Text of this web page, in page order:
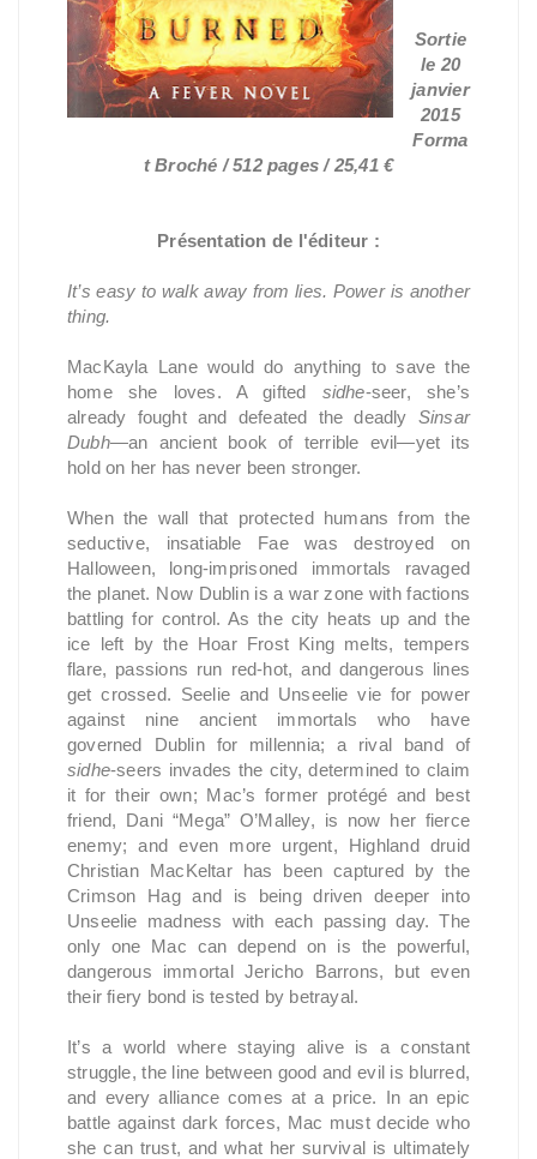
Sortie
le 20
janvier
2015
Forma
t Broché / 512 pages / 25,41 €
Présentation de l'éditeur :
It’s easy to walk away from lies. Power is another
thing.
MacKayla Lane would do anything to save the
home she loves. A gifted sidhe-seer, she’s
already fought and defeated the deadly Sinsar
Dubh—an ancient book of terrible evil—yet its
hold on her has never been stronger.
When the wall that protected humans from the
seductive, insatiable Fae was destroyed on
Halloween, long-imprisoned immortals ravaged
the planet. Now Dublin is a war zone with factions
battling for control. As the city heats up and the
ice left by the Hoar Frost King melts, tempers
flare, passions run red-hot, and dangerous lines
get crossed. Seelie and Unseelie vie for power
against nine ancient immortals who have
governed Dublin for millennia; a rival band of
sidhe-seers invades the city, determined to claim
it for their own; Mac’s former protégé and best
friend, Dani “Mega” O’Malley, is now her fierce
enemy; and even more urgent, Highland druid
Christian MacKeltar has been captured by the
Crimson Hag and is being driven deeper into
Unseelie madness with each passing day. The
only one Mac can depend on is the powerful,
dangerous immortal Jericho Barrons, but even
their fiery bond is tested by betrayal.
It’s a world where staying alive is a constant
struggle, the line between good and evil is blurred,
and every alliance comes at a price. In an epic
battle against dark forces, Mac must decide who
she can trust, and what her survival is ultimately